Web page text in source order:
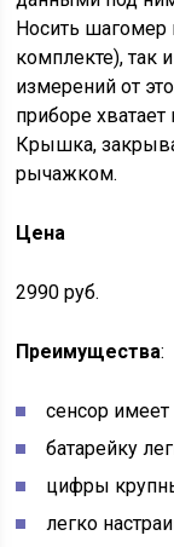
Носить
комплекте), так
измерений от
приборе
Крышка,
рычажком.
Цена
2990 руб.
Преимущества:
сенсор
батарейку
цифры
легко